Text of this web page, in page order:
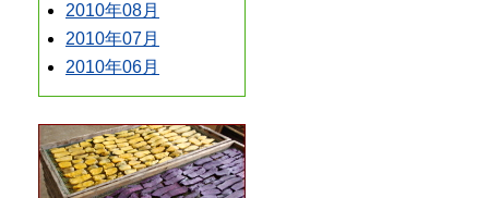
2010年08月
2010年07月
2010年06月